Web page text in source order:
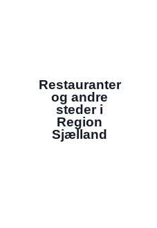
Restauranter
og andre
steder i
Region
Sjælland